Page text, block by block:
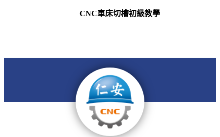
CNC車床切槽初級教學